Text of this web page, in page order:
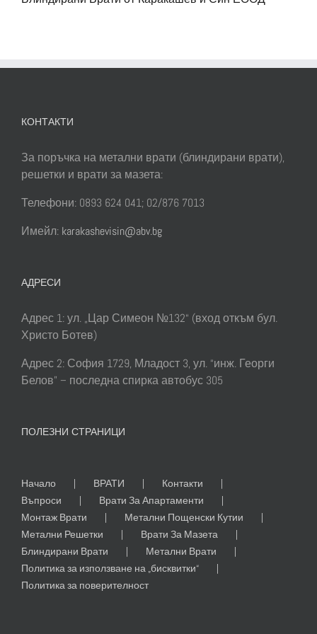
КОНТАКТИ
За поръчка на метални врати (блиндирани врати),
решетки и врати за мазета:
Телефони: 0893 624 041; 02/876 7013
Имейл: karakashevisin@abv.bg
АДРЕСИ
Адрес 1: ул. „Цар Симеон №132“ (вход откъм бул.
Христо Ботев)
Адрес 2: София 1729, Младост 3, ул. “инж. Георги
Белов” – последна спирка автобус 305
ПОЛЕЗНИ СТРАНИЦИ
Начало ВРАТИ
Контакти
Въпроси
Врати За Апартаменти
Монтаж Врати
Метални Пощенски Кутии
Метални Решетки
Врати За Мазета
Блиндирани Врати
Метални Врати
Политика за използване на „бисквитки“
Политика за поверителност